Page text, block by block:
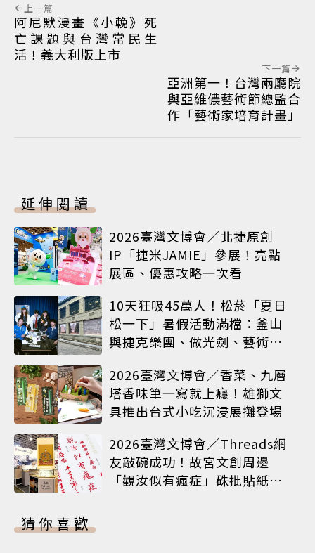
上一篇
阿尼默漫畫《小輓》死
亡課題與台灣常民生
活！義大利版上市
下一篇
亞洲第一！台灣兩廳院
與亞維儂藝術節總監合
作「藝術家培育計畫」
延伸閱讀
2026臺灣文博會／北捷原創
IP「捷米JAMIE」參展！亮點
展區、優惠攻略一次看
10天狂吸45萬人！松菸「夏日
松一下」暑假活動滿檔：釜山
與捷克樂團、做光劍、藝術窗
2026臺灣文博會／香菜、九層
塔香味筆一寫就上癮！雄獅文
具推出台式小吃沉浸展攤登場
2026臺灣文博會／Threads網
友敲碗成功！故宮文創周邊
「觀汝似有瘋症」硃批貼紙搶
猜你喜歡